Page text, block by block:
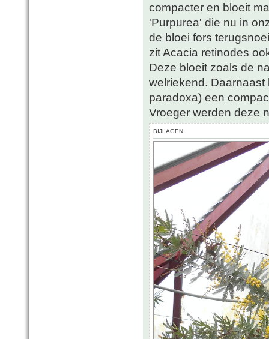
compacter en bloeit
'Purpurea' die nu in
de bloei fors
zit Acacia retinodes
Deze bloeit zoals de
welriekend.
paradoxa) een
Vroeger werden deze
BIJLAGEN